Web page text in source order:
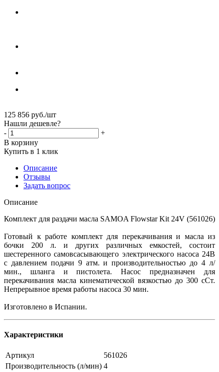
125 856 руб./шт
Нашли дешевле?
-
+
В корзину
Купить в 1 клик
Описание
Отзывы
Задать вопрос
Описание
Комплект для раздачи масла SAMOA Flowstar Kit 24V (561026)
Готовый к работе комплект для перекачивания и масла из
бочки 200 л. и других различных емкостей, состоит
шестеренного самовсасывающего электрического насоса 24В
с давлением подачи 9 атм. и производительностью до 4 л/
мин., шланга и пистолета. Насос предназначен для
перекачивания масла кинематической вязкостью до 300 сСт.
Непрерывное время работы насоса 30 мин.
Изготовлено в Испании.
Характеристики
Артикул
561026
Производительность (л/мин) 4